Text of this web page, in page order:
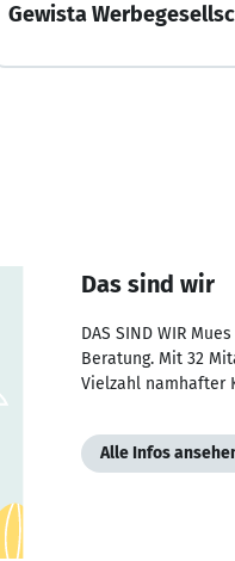
Das sind wir
DAS SIND WIR
Beratung. Mit 32
Vielzahl namhafter
Alle Infos